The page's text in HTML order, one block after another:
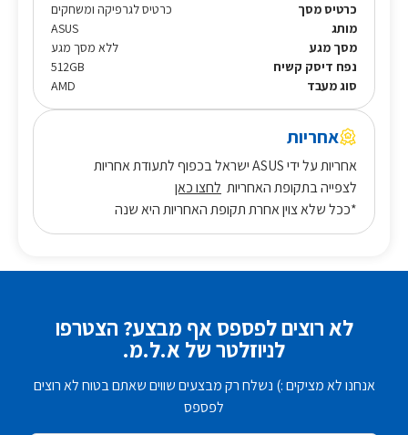
כרטיס מסך
כרטיס לגרפיקה ומשחקים
מותג
ASUS
מסך מגע
ללא מסך מגע
נפח דיסק קשיח
512GB
סוג מעבד
AMD
אחריות
אחריות על ידי ASUS ישראל בכפוף לתעודת אחריות
לצפייה בתקופת האחריות לחצו כאן
*ככל שלא צוין אחרת תקופת האחריות היא שנה
לא רוצים לפספס אף מבצע? הצטרפו
לניוזלטר של א.ל.מ.
אנחנו לא מציקים :) נשלח רק מבצעים שווים שאתם בטוח לא רוצים
לפספס